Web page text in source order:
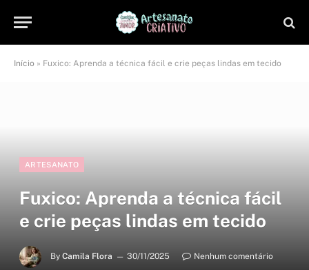
Início » Fuxico: Aprenda a técnica fácil e crie peças lindas em tecido
ARTESANATO
Fuxico: Aprenda a técnica fácil
e crie peças lindas em tecido
By Camila Flora 30/11/2025
Nenhum comentário